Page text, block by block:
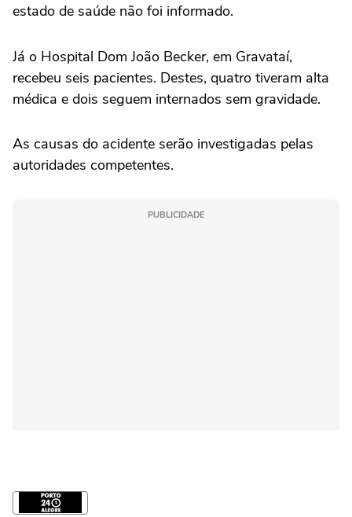
estado de saúde não foi informado.
Já o Hospital Dom João Becker, em Gravataí,
recebeu seis pacientes. Destes, quatro tiveram alta
médica e dois seguem internados sem gravidade.
As causas do acidente serão investigadas pelas
autoridades competentes.
PUBLICIDADE